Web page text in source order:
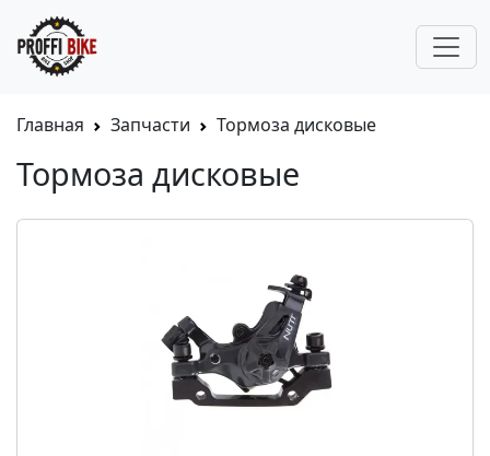
Главная Запчасти Тормоза дисковые
Тормоза дисковые